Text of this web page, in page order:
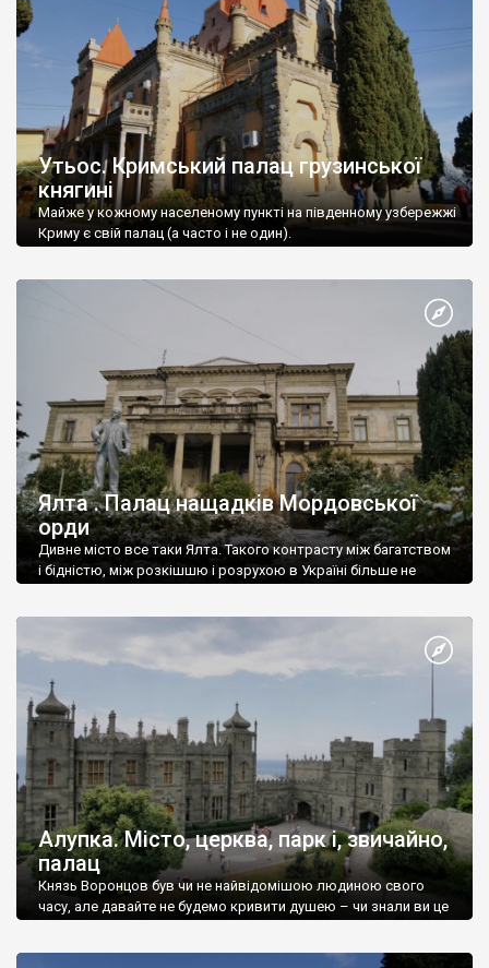
Утьос. Кримський палац грузинської
княгині
Майже у кожному населеному пункті на південному узбережжі
Криму є свій палац (а часто і не один).
Ялта . Палац нащадків Мордовської
орди
Дивне місто все таки Ялта. Такого контрасту між багатством
і бідністю, між розкішшю і розрухою в Україні більше не
Алупка. Місто, церква, парк і, звичайно,
палац
Князь Воронцов був чи не найвідомішою людиною свого
часу, але давайте не будемо кривити душею – чи знали ви це